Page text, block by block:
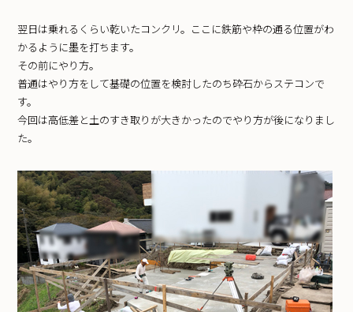
翌日は乗れるくらい乾いたコンクリ。ここに鉄筋や枠の通る位置がわ
かるように墨を打ちます。
その前にやり方。
普通はやり方をして基礎の位置を検討したのち砕石からステコンで
す。
今回は高低差と土のすき取りが大きかったのでやり方が後になりまし
た。